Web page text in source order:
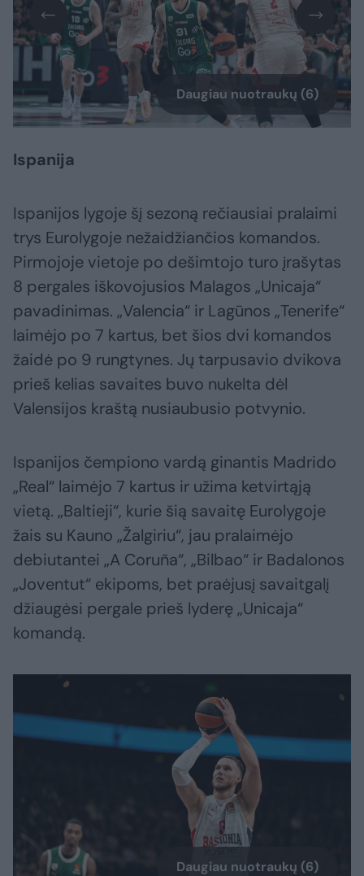
Daugiau nuotraukų (6)
Ispanija
Ispanijos lygoje šį sezoną rečiausiai pralaimi
trys Eurolygoje nežaidžiančios komandos.
Pirmojoje vietoje po dešimtojo turo įrašytas
8 pergales iškovojusios Malagos „Unicaja“
pavadinimas. „Valencia“ ir Lagūnos „Tenerife“
laimėjo po 7 kartus, bet šios dvi komandos
žaidė po 9 rungtynes. Jų tarpusavio dvikova
prieš kelias savaites buvo nukelta dėl
Valensijos kraštą nusiaubusio potvynio.
Ispanijos čempiono vardą ginantis Madrido
„Real“ laimėjo 7 kartus ir užima ketvirtąją
vietą. „Baltieji“, kurie šią savaitę Eurolygoje
žais su Kauno „Žalgiriu“, jau pralaimėjo
debiutantei „A Coruña“, „Bilbao“ ir Badalonos
„Joventut“ ekipoms, bet praėjusį savaitgalį
džiaugėsi pergale prieš lyderę „Unicaja“
komandą.
Daugiau nuotraukų (6)